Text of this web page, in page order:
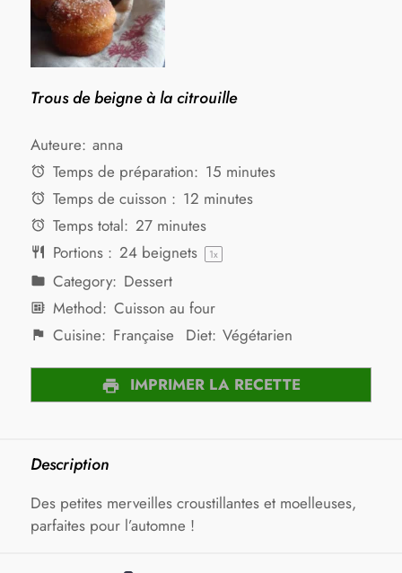
Trous de beigne à la citrouille
Auteure: anna
Temps de préparation: 15 minutes
Temps de cuisson : 12 minutes
Temps total: 27 minutes
Portions : 24beignets 1x
Category: Dessert
Method: Cuisson au four
Cuisine: Française Diet: Végétarien
IMPRIMER LA RECETTE
Description
Des petites merveilles croustillantes et moelleuses,
parfaites pour l’automne !